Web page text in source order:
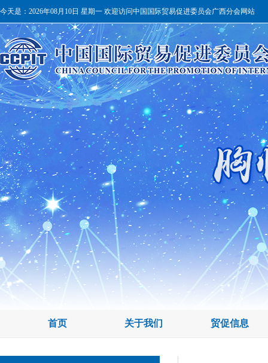
今天是： 2026年08月10日 星期一 欢迎访问中国国际贸易促进委员会广西分会网站
首页 关于我们 贸促信息